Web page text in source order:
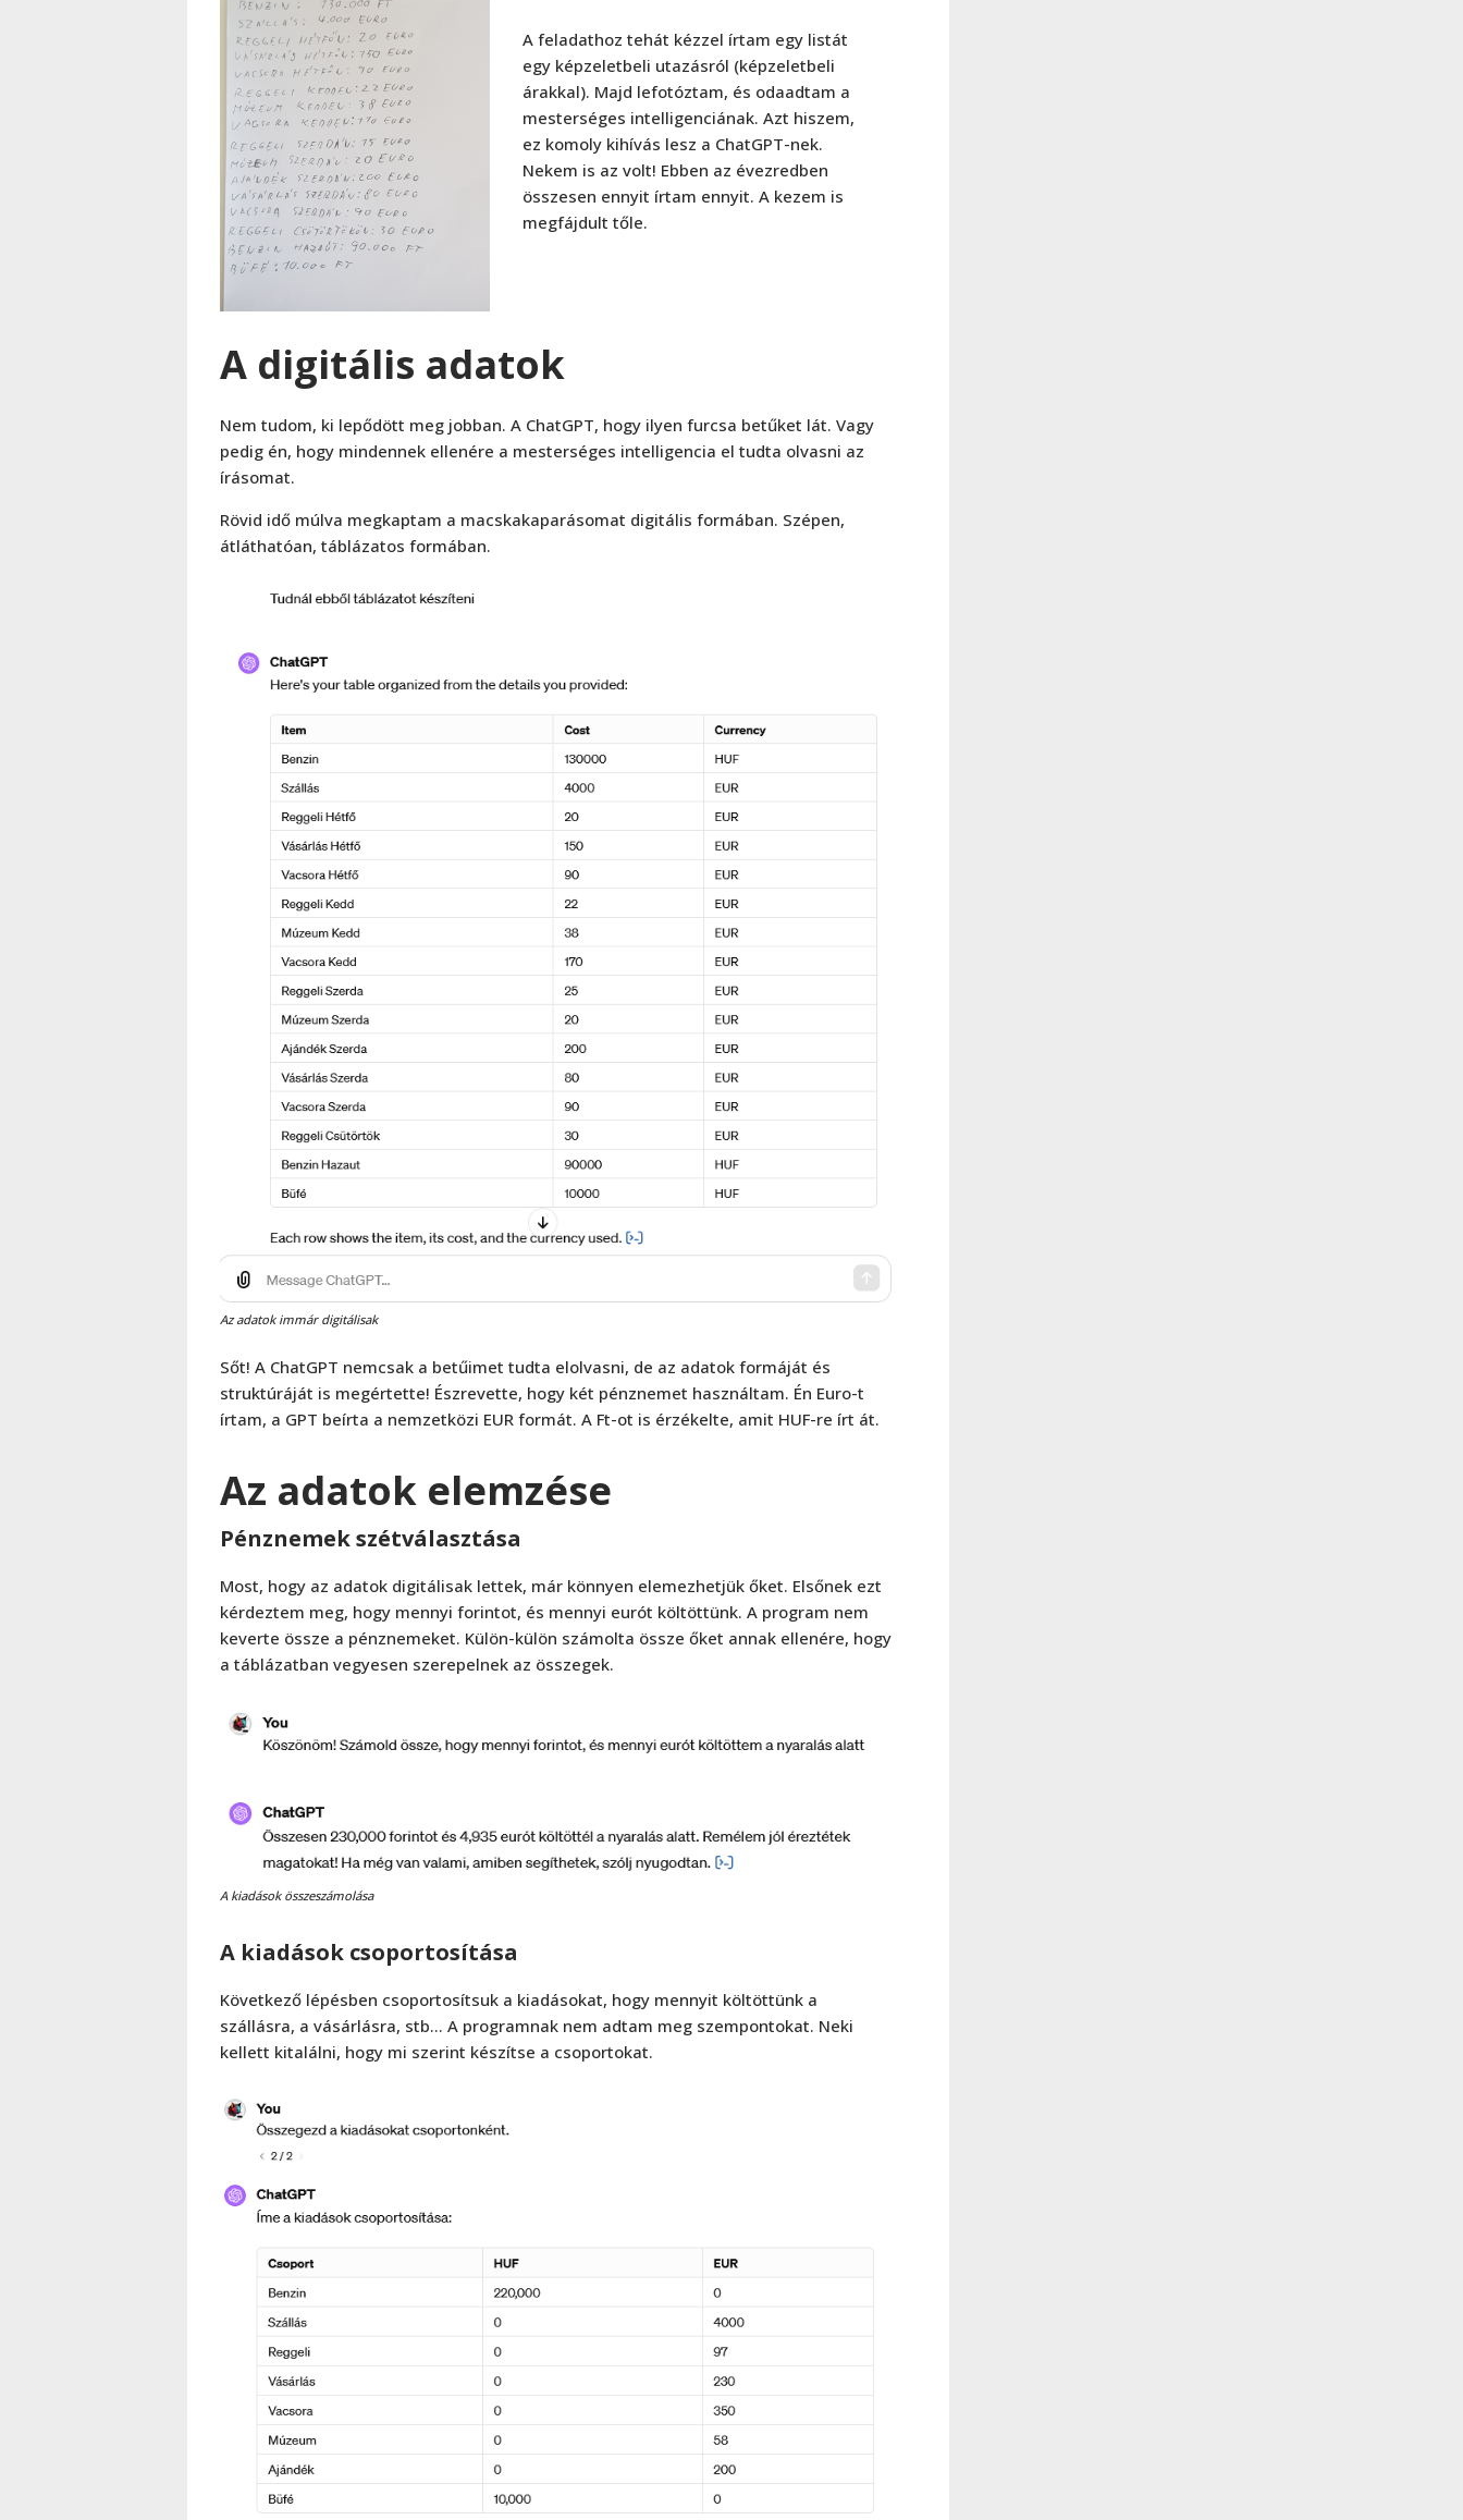
A feladathoz tehát kézzel írtam egy listát
egy képzeletbeli utazásról (képzeletbeli
árakkal). Majd lefotóztam, és odaadtam a
mesterséges intelligenciának. Azt hiszem,
ez komoly kihívás lesz a ChatGPT-nek.
Nekem is az volt! Ebben az évezredben
összesen ennyit írtam ennyit. A kezem is
megfájdult tőle.
A digitális adatok
Nem tudom, ki lepődött meg jobban. A ChatGPT, hogy ilyen furcsa betűket lát. Vagy
pedig én, hogy mindennek ellenére a mesterséges intelligencia el tudta olvasni az
írásomat.
Rövid idő múlva megkaptam a macskakaparásomat digitális formában. Szépen,
átláthatóan, táblázatos formában.
Az adatok immár digitálisak
Sőt! A ChatGPT nemcsak a betűimet tudta elolvasni, de az adatok formáját és
struktúráját is megértette! Észrevette, hogy két pénznemet használtam. Én Euro-t
írtam, a GPT beírta a nemzetközi EUR formát. A Ft-ot is érzékelte, amit HUF-re írt át.
Az adatok elemzése
Pénznemek szétválasztása
Most, hogy az adatok digitálisak lettek, már könnyen elemezhetjük őket. Elsőnek ezt
kérdeztem meg, hogy mennyi forintot, és mennyi eurót költöttünk. A program nem
keverte össze a pénznemeket. Külön-külön számolta össze őket annak ellenére, hogy
a táblázatban vegyesen szerepelnek az összegek.
A kiadások összeszámolása
A kiadások csoportosítása
Következő lépésben csoportosítsuk a kiadásokat, hogy mennyit költöttünk a
szállásra, a vásárlásra, stb… A programnak nem adtam meg szempontokat. Neki
kellett kitalálni, hogy mi szerint készítse a csoportokat.